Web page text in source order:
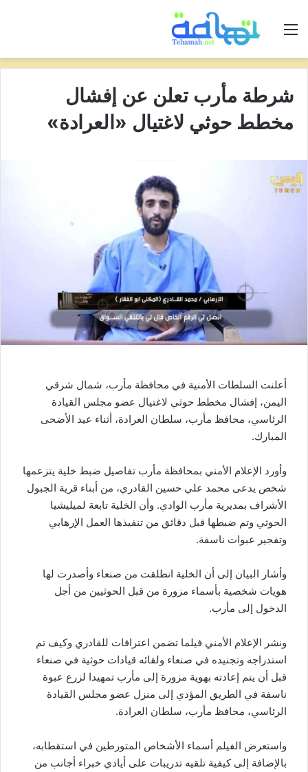
القائمة
شرطة مأرب تعلن عن إفشال
مخطط حوثي لاغتيال «العرادة»
أعلنت السلطات الأمنية في محافظة مأرب، شمال شرقي
اليمن، إفشال مخطط حوثي لاغتيال عضو مجلس القيادة
الرئاسي، محافظ مأرب، سلطان العرادة، أثناء عيد الأضحى
المبارك.
وأورد الإعلام الأمني بمحافظة مأرب تفاصيل ضبط خلية يتزعمها
شخص يدعى محمد علي حسين القادري، من أبناء قرية الجبول
الأشراف بمديرية مأرب الوادي. وأن الخلية تابعة لميليشيا
الحوثي وتم ضبطها قبل دقائق من تنفيذها العمل الإرهابي
وتفجير عبوات ناسفة.
وأشار البيان إلى أن الخلية انطلقت من صنعاء وأصدرت لها
هويات شخصية بأسماء مزورة من قبل الحوثيين من أجل
الدخول إلى مأرب.
ونشر الإعلام الأمني فيلما تضمن اعترافات للقادري وكيف تم
استدراجه وتجنيده في صنعاء ولقائه قيادات حوثية في صنعاء
قبل أن يتم إعادته بهوية مزورة إلى مأرب تمهيدا لزرع عبوة
ناسفة في الطريق المؤدي إلى منزل عضو مجلس القيادة
الرئاسي، محافظ مأرب، سلطان العرادة.
واستعرض الفيلم أسماء الأشخاص المتورطين في استقطابه،
بالإضافة إلى كيفية تلقيه تدريبات على أيادي خبراء أجانب من